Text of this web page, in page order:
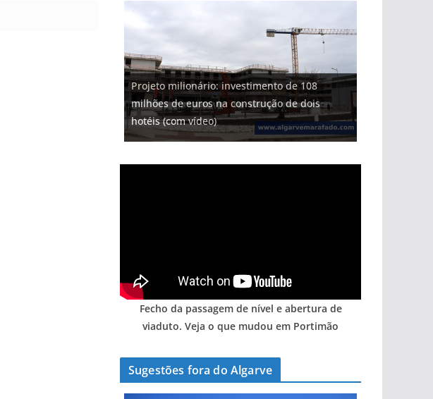
Projeto milionário: investimento de 108
milhões de euros na construção de dois
hotéis (com vídeo)
Fecho da passagem de nível e abertura de
viaduto. Veja o que mudou em Portimão
Sugestões fora do Algarve